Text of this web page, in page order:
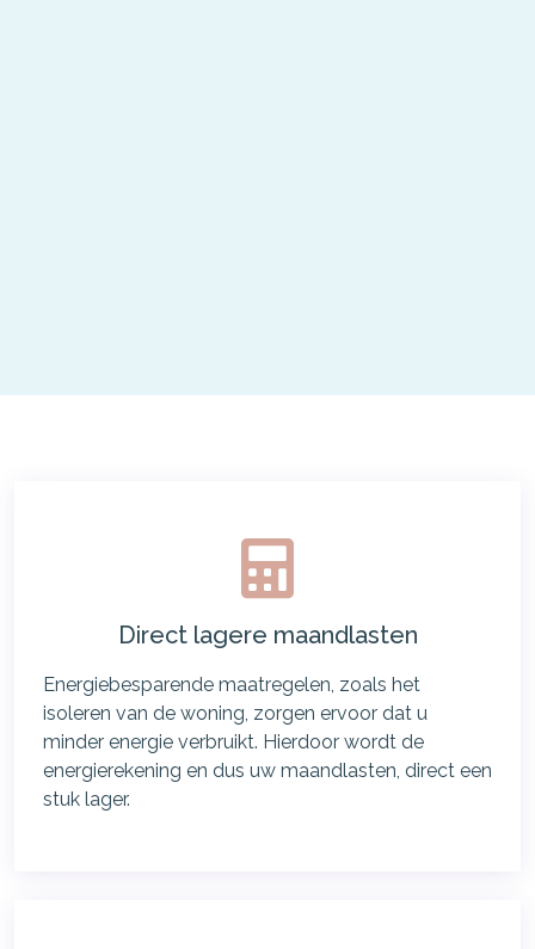
Direct lagere maandlasten
Energiebesparende maatregelen, zoals het
isoleren van de woning, zorgen ervoor dat u
minder energie verbruikt. Hierdoor wordt de
energierekening en dus uw maandlasten, direct een
stuk lager.